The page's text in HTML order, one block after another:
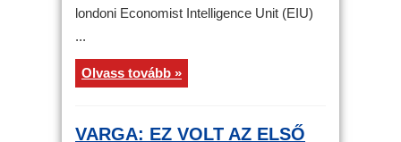
londoni Economist Intelligence Unit (EIU)
...
Olvass tovább »
VARGA: EZ VOLT AZ ELSŐ